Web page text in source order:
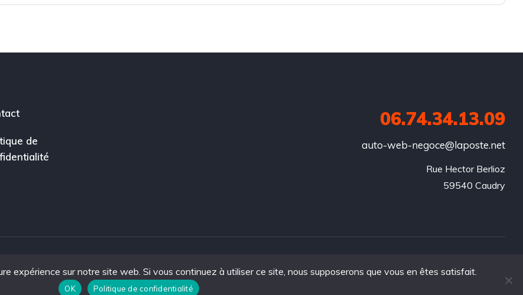
de
06.74.34.13.09
auto-web-negoce@laposte.net
Rue Hector Berlioz
59540 Caudry
expérience sur notre site web. Si vous continuez à utiliser ce site, nous supposerons que vous en êtes satisfait.
OK Politique de confidentialité